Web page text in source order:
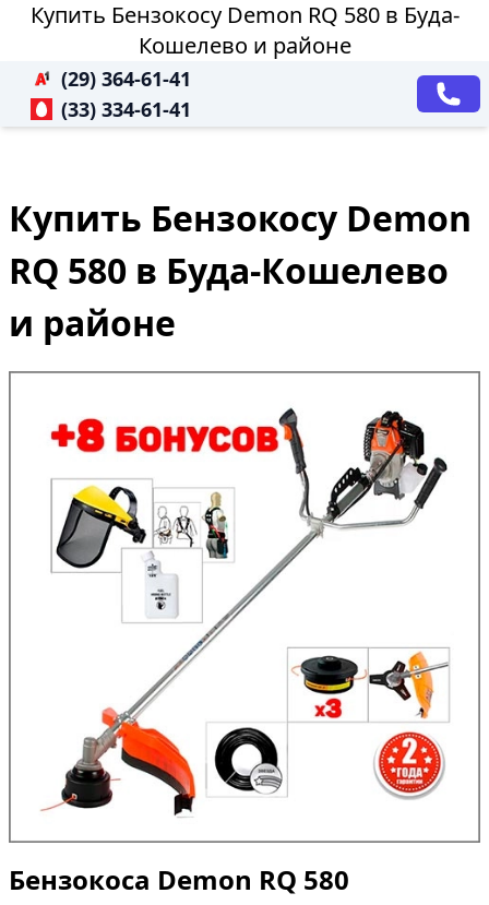
Купить Бензокосу Demon RQ 580 в Буда-
Кошелево и районе
(29) 364-61-41
(33) 334-61-41
Купить Бензокосу Demon
RQ 580 в Буда-Кошелево
и районе
Бензокоса Demon RQ 580